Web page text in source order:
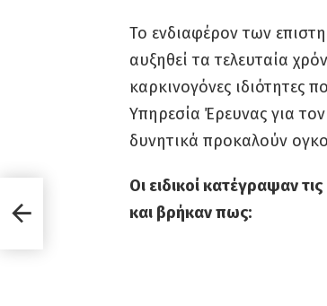
Το ενδιαφέρον των
αυξηθεί τα τελευταία
καρκινογόνες ιδιότητες
Υπηρεσία Έρευνας για
δυνητικά προκαλούν
Οι ειδικοί κατέγραψαν
και βρήκαν πως: